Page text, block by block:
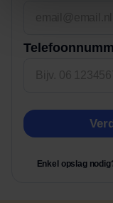
w
a
a
Enkel opslag